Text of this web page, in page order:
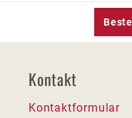
Kontakt
Kontaktformular